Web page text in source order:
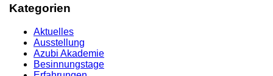
Kategorien
Aktuelles
Ausstellung
Azubi Akademie
Besinnungstage